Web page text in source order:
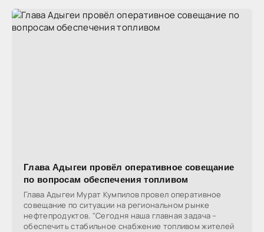
Глава Адыгеи провёл оперативное совещание
по вопросам обеспечения топливом
Глава Адыгеи Мурат Кумпилов провел оперативное
совещание по ситуации на региональном рынке
нефтепродуктов. "Сегодня наша главная задача –
обеспечить стабильное снабжение топливом жителей